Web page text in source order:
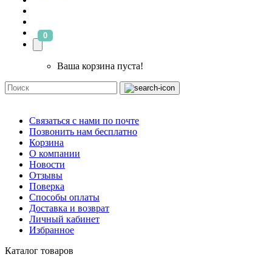
0
Ваша корзина пуста!
Связаться с нами по почте
Позвонить нам бесплатно
Корзина
О компании
Новости
Отзывы
Поверка
Способы оплаты
Доставка и возврат
Личный кабинет
Избранное
Каталог товаров